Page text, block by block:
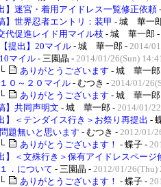
】迷宮・着用アイドレス一覧修正依頼
】世界忍者エントリ：装甲 - 城 華一
代促進レイド用マイル枝 - 城 華一郎 -
【提出】20マイル - 城 華一郎 - 2014/
10マイル - 三園晶 - 2014/01/26(Sun)
└
ありがとうございます - 城 華一
１０～２０マイル - むつき - 2014/01/
└
ありがとうございます - 城 華一
】共同声明文 - 城 華一郎 - 2014/01/
】＜テンダイス行き＞お祭り再提出 -
問題無いと思います - むつき - 2012/01/
└
ありがとうございます！ - 蝶子 -
】＜文殊行き＞保有アイドレスページ
１．について - 三園晶 - 2012/01/26(Thu)
└
ありがとうございます！ - 蝶子 -